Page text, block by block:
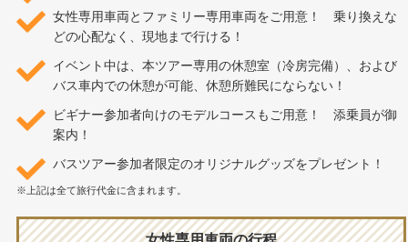
女性専用車両とファミリー専用車両をご用意！ 乗り換えな
どの心配なく、現地まで行ける！
イベント中は、本ツアー専用の休憩室（冷房完備）、および
バス車内での休憩が可能、休憩所難民にならない！
ビギナー参加者向けのモデルコースもご用意！ 添乗員が御
案内！
バスツアー参加者限定のオリジナルグッズをプレゼント！
※上記は全て旅行代金に含まれます。